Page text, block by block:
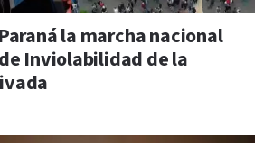
la marcha nacional
Inviolabilidad de la